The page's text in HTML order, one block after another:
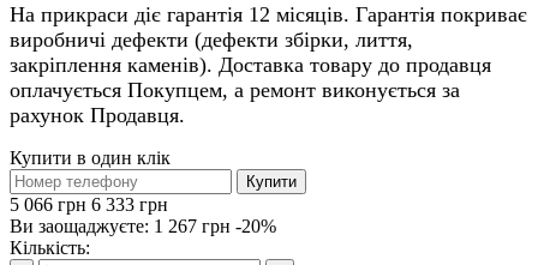
На прикраси діє гарантія 12 місяців. Гарантія покриває
виробничі дефекти (дефекти збірки, лиття,
закріплення каменів). Доставка товару до продавця
оплачується Покупцем, а ремонт виконується за
рахунок Продавця.
Купити в один клік
Купити
5 066 грн 6 333 грн
Ви заощаджуєте: 1 267 грн -20%
Кількість: